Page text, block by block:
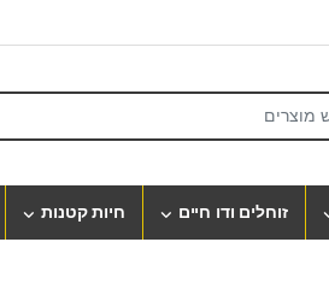
זוחלים ודו חיים חיות קטנות